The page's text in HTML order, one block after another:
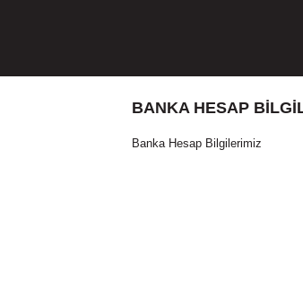
BANKA HESAP
Banka Hesap Bilgilerimiz